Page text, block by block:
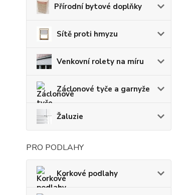
Přírodní bytové doplňky
Sítě proti hmyzu
Venkovní rolety na míru
Záclonové tyče a garnyže
Žaluzie
PRO PODLAHY
Korkové podlahy